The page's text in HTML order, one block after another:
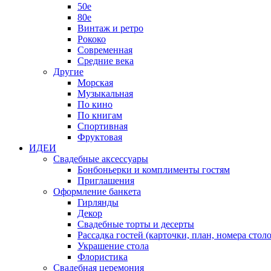
50е
80е
Винтаж и ретро
Рококо
Современная
Средние века
Другие
Морская
Музыкальная
По кино
По книгам
Спортивная
Фруктовая
ИДЕИ
Свадебные аксессуары
Бонбоньерки и комплименты гостям
Приглашения
Оформление банкета
Гирлянды
Декор
Свадебные торты и десерты
Рассадка гостей (карточки, план, номера
Украшение стола
Флористика
Свадебная церемония